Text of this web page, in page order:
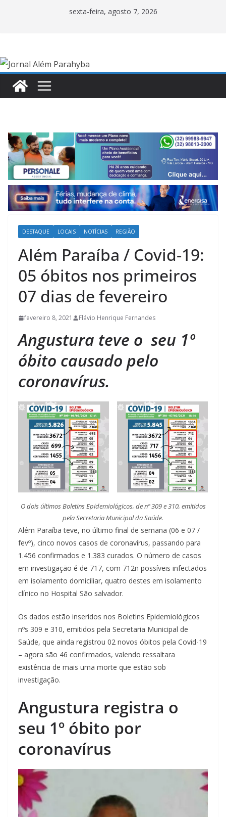
sexta-feira, agosto 7, 2026
DESTAQUE LOCAIS NOTÍCIAS REGIÃO
Além Paraíba / Covid-19:
05 óbitos nos primeiros
07 dias de fevereiro
fevereiro 8, 2021 Flávio Henrique Fernandes
Angustura teve o seu 1º
óbito causado pelo
coronavírus.
O dois últimos Boletins Epidemiológicos, de nº 309 e 310, emitidos
pela Secretaria Municipal da Saúde.
Além Paraíba teve, no último final de semana (06 e 07 /
fevº), cinco novos casos de coronavírus, passando para
1.456 confirmados e 1.383 curados. O número de casos
em investigação é de 717, com 712n possíveis infectados
em isolamento domiciliar, quatro destes em isolamento
clínico no Hospital São salvador.
Os dados estão inseridos nos Boletins Epidemiológicos
nºs 309 e 310, emitidos pela Secretaria Municipal de
Saúde, que ainda registrou 02 novos óbitos pela Covid-19
– agora são 46 confirmados, valendo ressaltara
existência de mais uma morte que estão sob
investigação.
Angustura registra o
seu 1º óbito por
coronavírus